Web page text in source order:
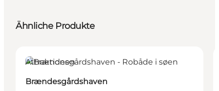
Ähnliche Produkte
Attraktionen
Brændesgårdshaven